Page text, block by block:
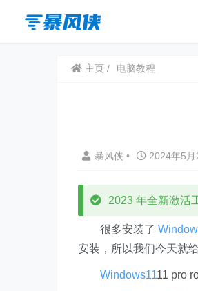
主页 电脑教程
暴风侠 • 2024年5
2023 年全新激活
很多安装了
安装，所以我们今天就
Windows1111 pro